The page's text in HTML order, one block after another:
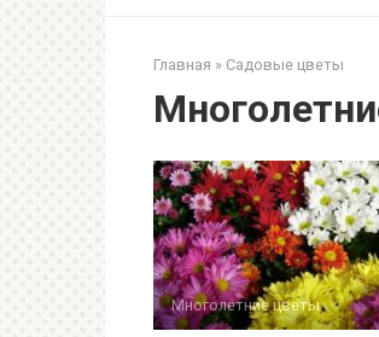
Главная » Садовые цветы
Многолетние цветы